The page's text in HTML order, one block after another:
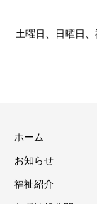
土曜日、日曜日
ホーム
お知らせ
福祉紹介